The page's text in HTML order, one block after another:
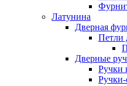
Латунина
Дверная
Петли
Дверные
Ручки